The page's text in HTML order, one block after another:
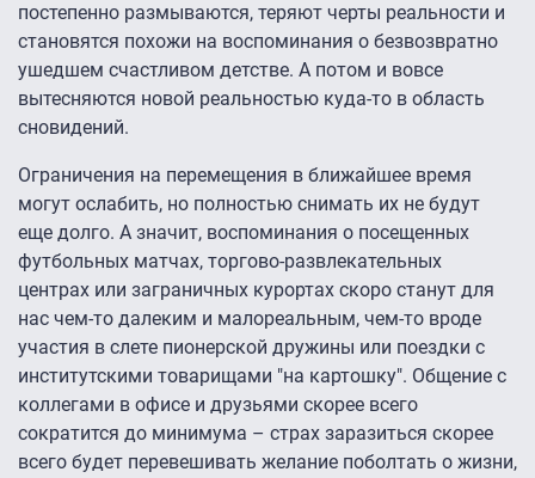
постепенно размываются, теряют черты реальности и
становятся похожи на воспоминания о безвозвратно
ушедшем счастливом детстве. А потом и вовсе
вытесняются новой реальностью куда-то в область
сновидений.
Ограничения на перемещения в ближайшее время
могут ослабить, но полностью снимать их не будут
еще долго. А значит, воспоминания о посещенных
футбольных матчах, торгово-развлекательных
центрах или заграничных курортах скоро станут для
нас чем-то далеким и малореальным, чем-то вроде
участия в слете пионерской дружины или поездки с
институтскими товарищами "на картошку". Общение с
коллегами в офисе и друзьями скорее всего
сократится до минимума – страх заразиться скорее
всего будет перевешивать желание поболтать о жизни,